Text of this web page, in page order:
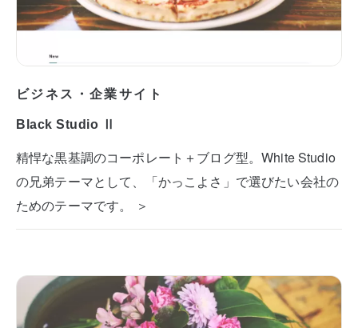
ビジネス・企業サイト
Black Studio Ⅱ
精悍な黒基調のコーポレート＋ブログ型。White Studio
の兄弟テーマとして、「かっこよさ」で選びたい会社の
ためのテーマです。 ＞